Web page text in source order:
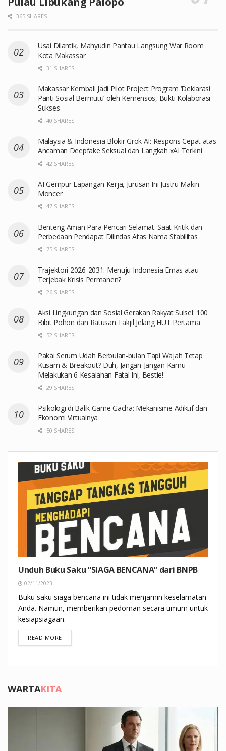
365 SHARES
Usai Dilantik, Mahyudin Pantau Langsung War Room
Kota Makassar
31 SHARES
Makassar Kembali Jadi Pilot Project Program ‘Deklarasi
Panti Sosial Bermutu’ oleh Kemensos, Bukti Kolaborasi
Sukses
40 SHARES
Malaysia & Indonesia Blokir Grok AI: Respons Cepat atas
Ancaman Deepfake Seksual dan Langkah xAI Terkini
42 SHARES
AI Gempur Lapangan Kerja, Jurusan Ini Justru Makin
Moncer
47 SHARES
Benteng Aman Para Pencari Selamat: Saat Kritik dan
Perbedaan Pendapat Dilindas Atas Nama Stabilitas
75 SHARES
Trajektori 2026-2031: Menuju Indonesia Emas atau
Terjebak Krisis Permanen?
26 SHARES
Aksi Lingkungan dan Sosial Gerakan Rakyat Sulsel: 100
Bibit Pohon dan Ratusan Takjil Jelang HUT Pertama
52 SHARES
Pakai Serum Udah Berbulan-bulan Tapi Wajah Tetap
Kusam & Breakout? Duh, Jangan-Jangan Kamu
Melakukan 6 Kesalahan Fatal Ini, Bestie!
29 SHARES
Psikologi di Balik Game Gacha: Mekanisme Adiktif dan
Ekonomi Virtualnya
50 SHARES
Unduh Buku Saku “SIAGA BENCANA” dari BNPB
02/11/2023
Buku saku siaga bencana ini tidak menjamin keselamatan
Anda. Namun, memberikan pedoman secara umum untuk
kesiapsiagaan.
READ MOREDETAILS
WARTAKITA